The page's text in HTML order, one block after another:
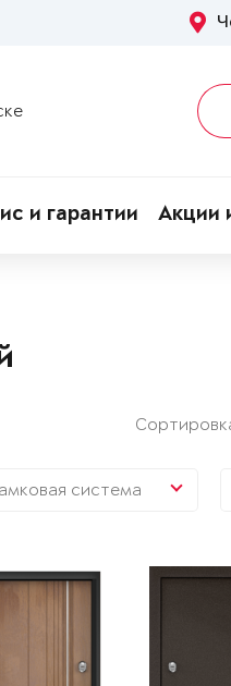
и гарантии Акции
система